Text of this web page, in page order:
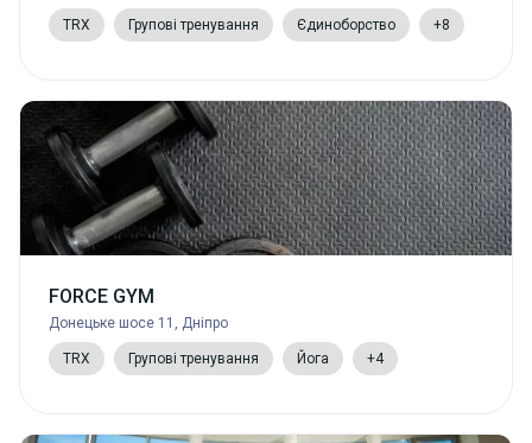
TRX Групові тренування Єдиноборство +8
FORCE GYM
Донецьке шосе 11, Дніпро
TRX Групові тренування Йога +4